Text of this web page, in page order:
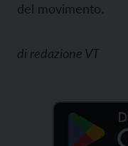
del movimento.
di redazione VT